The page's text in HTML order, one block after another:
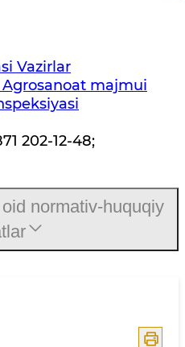
Vazirlar
majmui
202-12-48;
normativ-huquqiy